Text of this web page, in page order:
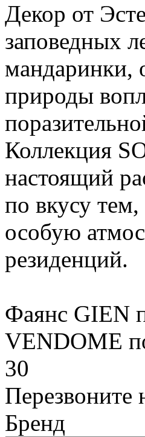
Декор от
заповедных
мандаринки,
природы
Коллекция
настоящий
по вкусу тем,
особую
резиденций.
Фаянс GIEN
VENDOME
30
Бренд